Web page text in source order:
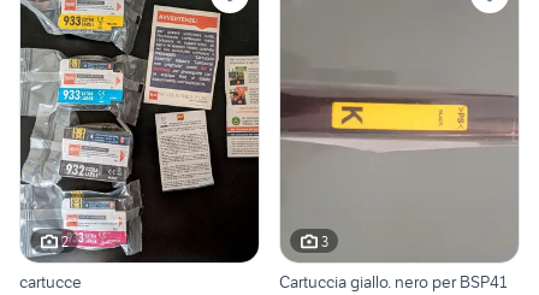
2
cartucce
3
Cartuccia giallo. nero per BSP41